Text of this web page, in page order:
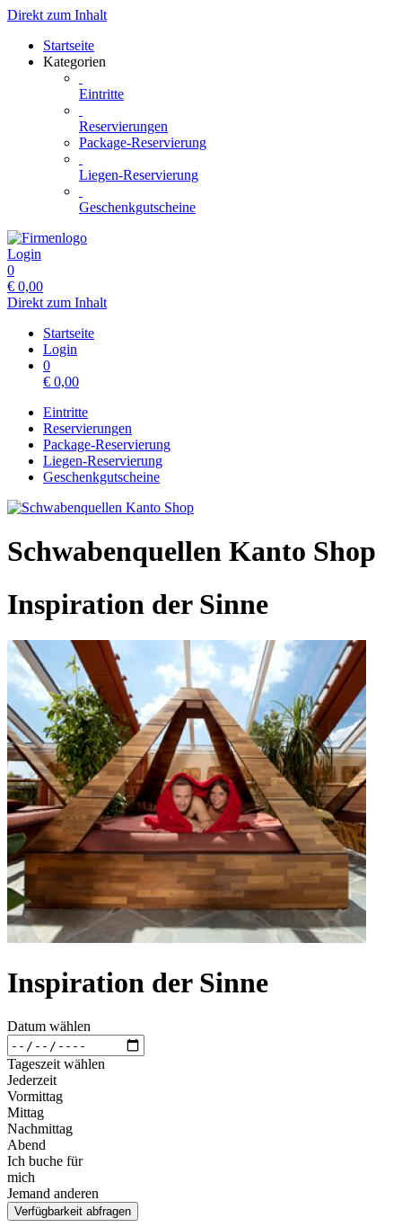
Direkt zum Inhalt
Startseite
Kategorien
Eintritte
Reservierungen
Package-Reservierung
Liegen-Reservierung
Geschenkgutscheine
Login
0
€ 0,00
Direkt zum Inhalt
Startseite
Login
0
€ 0,00
Eintritte
Reservierungen
Package-Reservierung
Liegen-Reservierung
Geschenkgutscheine
Schwabenquellen Kanto Shop
Inspiration der Sinne
Inspiration der Sinne
Datum wählen
Tageszeit wählen
Jederzeit
Vormittag
Mittag
Nachmittag
Abend
Ich buche für
mich
Jemand anderen
Verfügbarkeit abfragen